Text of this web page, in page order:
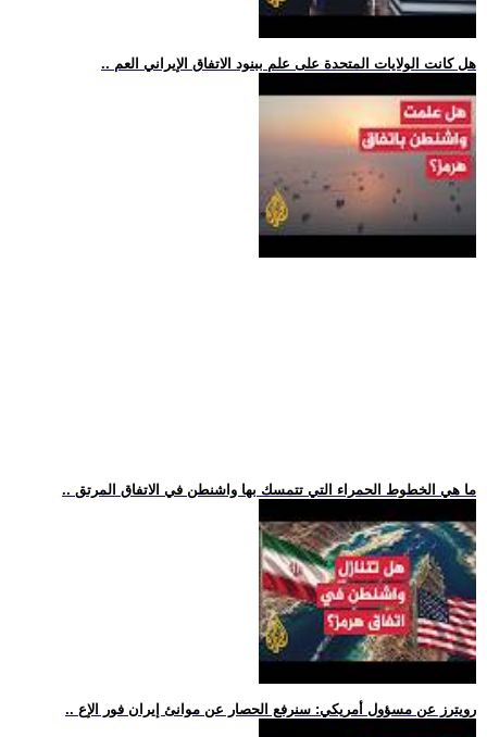
.. هل كانت الولايات المتحدة على علم ببنود الاتفاق الإيراني العم
.. ما هي الخطوط الحمراء التي تتمسك بها واشنطن في الاتفاق المرتق
.. رويترز عن مسؤول أمريكي: سنرفع الحصار عن موانئ إيران فور الإع